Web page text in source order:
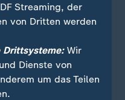
Streaming, der
von Dritten werden
Drittsysteme:Wir
Dienste von
um das Teilen